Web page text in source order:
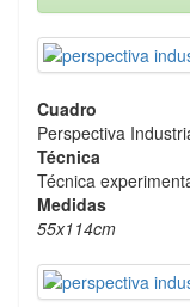
Cuadro
Perspectiva
Técnica
Técnica
Medidas
55x114cm